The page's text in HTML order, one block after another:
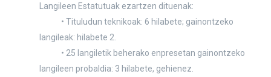
Langileen Estatutuak ezartzen dituenak:
• Tituludun teknikoak: 6 hilabete; gainontzeko
langileak: hilabete 2.
• 25 langiletik beherako enpresetan gainontzeko
langileen probaldia: 3 hilabete, gehienez.